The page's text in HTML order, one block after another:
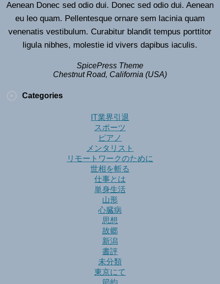
Aenean Donec sed odio dui. Donec sed odio dui. Aenean
eu leo quam. Pellentesque ornare sem lacinia quam
venenatis vestibulum. Curabitur blandit tempus porttitor
ligula nibhes, molestie id vivers dapibus iaculis.
SpicePress Theme
Chestnut Road, California (USA)
Categories
IT業界引退
スポーツ
ピアノ
メンタリスト
リモートワークのために
世相を斬る
仕事とは
単身生活
山形
心臓病
思想
故郷
新潟
書評
未分類
東京にて
節約